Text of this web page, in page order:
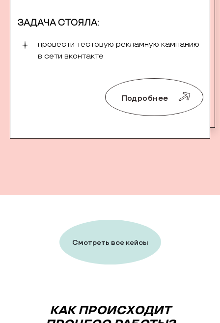
ЗАДАЧА СТОЯЛА:
провести тестовую рекламную кампанию
в сети вконтакте
Подробнее
Смотреть все кейсы
КАК ПРОИСХОДИТ